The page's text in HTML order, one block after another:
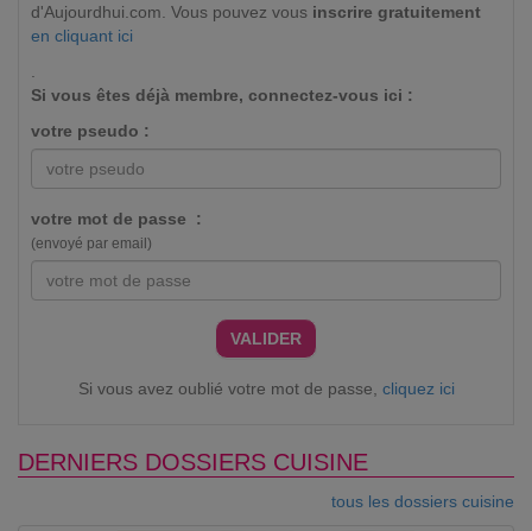
d'Aujourdhui.com. Vous pouvez vous inscrire gratuitement
en cliquant ici
.
Si vous êtes déjà membre, connectez-vous ici :
votre pseudo :
votre mot de passe :
(envoyé par email)
VALIDER
Si vous avez oublié votre mot de passe, cliquez ici
DERNIERS DOSSIERS CUISINE
tous les dossiers cuisine